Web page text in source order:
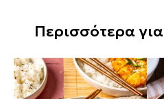
Περισσότερα για